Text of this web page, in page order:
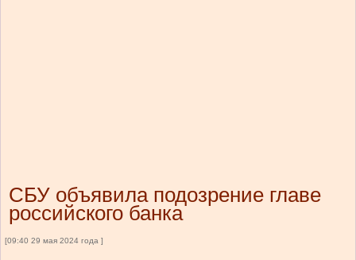
СБУ объявила подозрение главе
российского банка
[09:40 29 мая 2024 года ]